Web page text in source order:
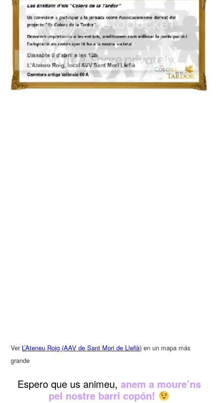
Ver L’Ateneu Roig (AAV de Sant Mori de Llefià) en un mapa más
grande
Espero que us animeu, anem a moure’ns
pel nostre barri copón!